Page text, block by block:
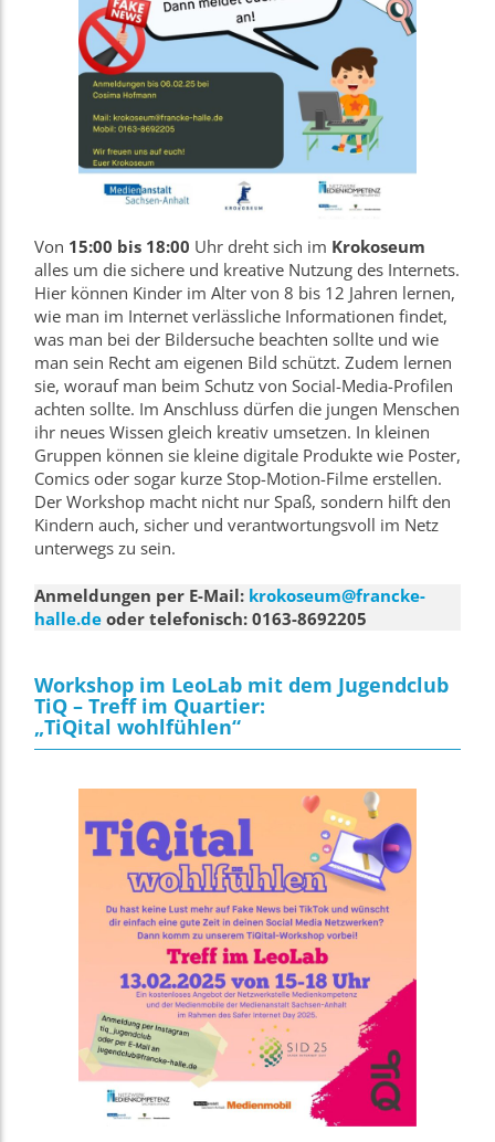
Von 15:00 bis 18:00 Uhr dreht sich im Krokoseum
alles um die sichere und kreative Nutzung des Internets.
Hier können Kinder im Alter von 8 bis 12 Jahren lernen,
wie man im Internet verlässliche Informationen findet,
was man bei der Bildersuche beachten sollte und wie
man sein Recht am eigenen Bild schützt. Zudem lernen
sie, worauf man beim Schutz von Social-Media-Profilen
achten sollte. Im Anschluss dürfen die jungen Menschen
ihr neues Wissen gleich kreativ umsetzen. In kleinen
Gruppen können sie kleine digitale Produkte wie Poster,
Comics oder sogar kurze Stop-Motion-Filme erstellen.
Der Workshop macht nicht nur Spaß, sondern hilft den
Kindern auch, sicher und verantwortungsvoll im Netz
unterwegs zu sein.
Anmeldungen per E-Mail: krokoseum@francke-
halle.de oder telefonisch: 0163-8692205
Workshop im LeoLab mit dem Jugendclub
TiQ – Treff im Quartier:
„TiQital wohlfühlen“